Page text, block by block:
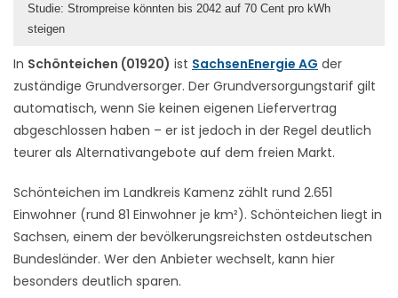
In Schönteichen (01920) ist SachsenEnergie AG der
zuständige Grundversorger. Der Grundversorgungstarif gilt
automatisch, wenn Sie keinen eigenen Liefervertrag
abgeschlossen haben – er ist jedoch in der Regel deutlich
teurer als Alternativangebote auf dem freien Markt.
Schönteichen im Landkreis Kamenz zählt rund 2.651
Einwohner (rund 81 Einwohner je km²). Schönteichen liegt in
Sachsen, einem der bevölkerungsreichsten ostdeutschen
Bundesländer. Wer den Anbieter wechselt, kann hier
besonders deutlich sparen.
Studie: Strompreise könnten bis 2042 auf 70 Cent pro kWh
steigen